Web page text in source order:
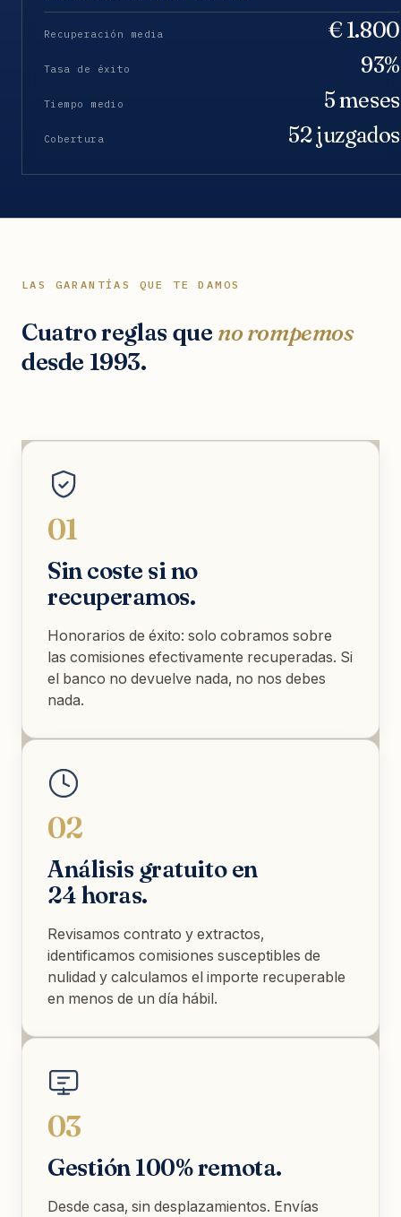
Recuperación media € 1.800
Tasa de éxito 93%
Tiempo medio 5 meses
Cobertura 52 juzgados
LAS GARANTÍAS QUE TE DAMOS
Cuatro reglas que no rompemos
desde 1993.
01
Sin coste si no
recuperamos.
Honorarios de éxito: solo cobramos sobre
las comisiones efectivamente recuperadas. Si
el banco no devuelve nada, no nos debes
nada.
02
Análisis gratuito en
24 horas.
Revisamos contrato y extractos,
identificamos comisiones susceptibles de
nulidad y calculamos el importe recuperable
en menos de un día hábil.
03
Gestión 100% remota.
Desde casa, sin desplazamientos. Envías